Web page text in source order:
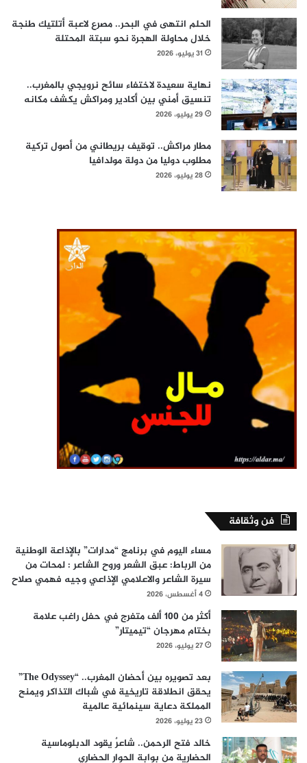
الحلم انتهى في البحر.. مصرع لاعبة أتلتيك طنجة
خلال محاولة الهجرة نحو سبتة المحتلة
31 يوليو، 2026
نهاية سعيدة لاختفاء سائح نرويجي بالمغرب..
تنسيق أمني بين أكادير ومراكش يكشف مكانه
29 يوليو، 2026
مطار مراكش.. توقيف بريطاني من أصول تركية
مطلوب دوليا من دولة مولدافيا
28 يوليو، 2026
فن وثقافة
مساء اليوم في برنامج “مدارات” بالإذاعة الوطنية
من الرباط: عبق الشعر وروح الشاعر : لمحات من
سيرة الشاعر والاعلامي الإذاعي وجيه فهمي صلاح
4 أغسطس، 2026
أكثر من 100 ألف متفرج في حفل راغب علامة
بختام مهرجان “تيميتار”
27 يوليو، 2026
بعد تصويره بين أحضان المغرب.. “The Odyssey”
يحقق انطلاقة تاريخية في شباك التذاكر ويمنح
المملكة دعاية سينمائية عالمية
23 يوليو، 2026
خالد فتح الرحمن.. شاعرٌ يقود الدبلوماسية
الحضارية من بوابة الحوار الحضاري